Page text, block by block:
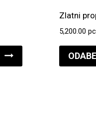
proizvod
Zlatni
5,200.00